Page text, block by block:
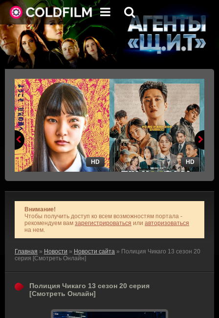
HD HD
Внимание!
Чтобы получить доступ ко всем возможностям портала -
рекомендуем вам зарегистрироваться или авторизоваться
на нем.
Главная » Новости » Новости сайта » Полиция Чикаго 13 сезон 20
серия [Смотреть Онлайн]
Полиция Чикаго 13 сезон 20 серия
[Смотреть Онлайн]